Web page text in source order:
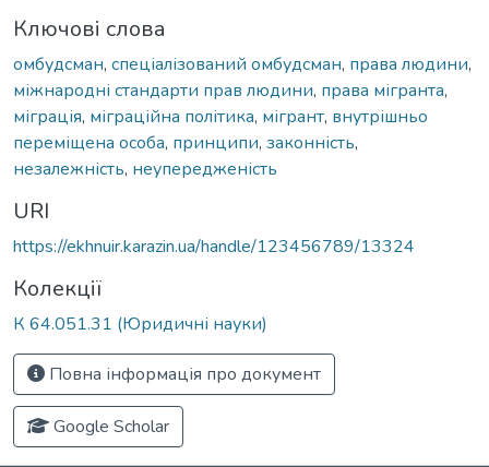
Ключові слова
омбудсман, спеціалізований омбудсман, права людини,
міжнародні стандарти прав людини, права мігранта,
міграція, міграційна політика, мігрант, внутрішньо
переміщена особа, принципи, законність,
незалежність, неупередженість
URI
https://ekhnuir.karazin.ua/handle/123456789/13324
Колекції
К 64.051.31 (Юридичні науки)
Повна інформація про документ
Google Scholar